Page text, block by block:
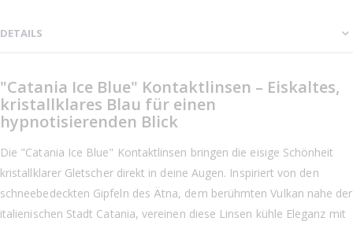
DETAILS
"Catania Ice Blue" Kontaktlinsen – Eiskaltes,
kristallklares Blau für einen
hypnotisierenden Blick
Die "Catania Ice Blue" Kontaktlinsen bringen die eisige Schönheit
kristallklarer Gletscher direkt in deine Augen. Inspiriert von den
schneebedeckten Gipfeln des Ätna, dem berühmten Vulkan nahe der
italienischen Stadt Catania, vereinen diese Linsen kühle Eleganz mit